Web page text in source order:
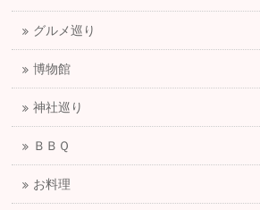
グルメ巡り
博物館
神社巡り
ＢＢＱ
お料理